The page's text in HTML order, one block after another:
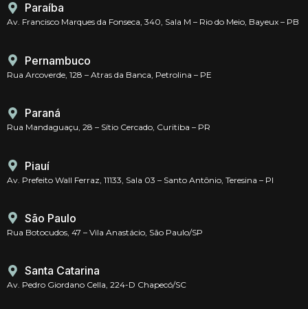
Paraíba
Av. Francisco Marques da Fonseca, 340, Sala M – Rio do Meio, Bayeux – PB
Pernambuco
Rua Arcoverde, 128 – Atras da Banca, Petrolina – PE
Paraná
Rua Mandaguaçu, 28 – Sítio Cercado, Curitiba – PR
Piauí
Av. Prefeito Wall Ferraz, 11133, Sala 03 – Santo Antônio, Teresina – PI
São Paulo
Rua Botocudos, 47 – Vila Anastácio, São Paulo/SP
Santa Catarina
Av. Pedro Giordano Cella, 224-D Chapecó/SC